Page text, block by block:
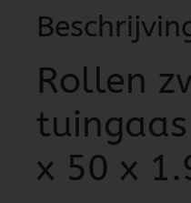
Rollen
x 50 x